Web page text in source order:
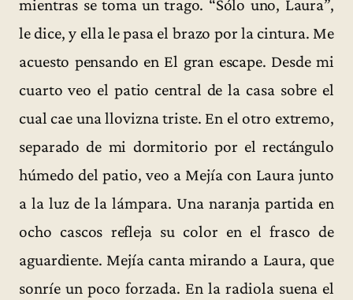
mientras se toma un trago. “Sólo uno, Laura”,
le dice, y ella le pasa el brazo por la cintura. Me
acuesto pensando en El gran escape. Desde mi
cuarto veo el patio central de la casa sobre el
cual cae una llovizna triste. En el otro extremo,
separado de mi dormitorio por el rectángulo
húmedo del patio, veo a Mejía con Laura junto
a la luz de la lámpara. Una naranja partida en
ocho cascos refleja su color en el frasco de
aguardiente. Mejía canta mirando a Laura, que
sonríe un poco forzada. En la radiola suena el